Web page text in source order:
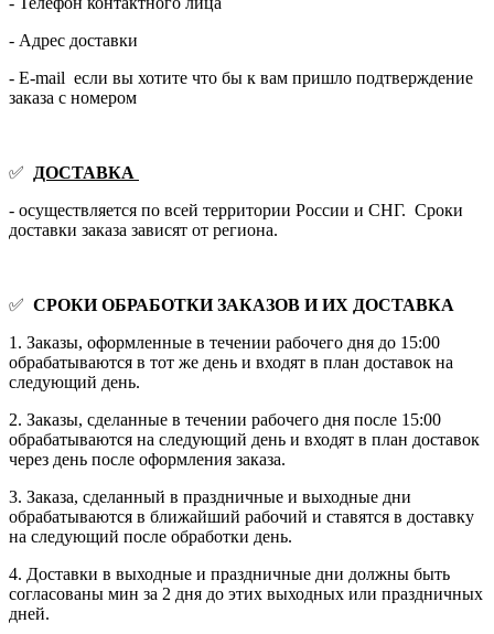
- Адрес доставки
- E-mail если вы хотите что бы к вам пришло подтверждение
заказа с номером
✅
ДОСТАВКА
- осуществляется по всей территории России и СНГ. Сроки
доставки заказа зависят от региона.
✅ СРОКИ ОБРАБОТКИ ЗАКАЗОВ И ИХ ДОСТАВКА
1. Заказы, оформленные в течении рабочего дня до 15:00
обрабатываются в тот же день и входят в план доставок на
следующий день.
2. Заказы, сделанные в течении рабочего дня после 15:00
обрабатываются на следующий день и входят в план доставок
через день после оформления заказа.
3. Заказа, сделанный в праздничные и выходные дни
обрабатываются в ближайший рабочий и ставятся в доставку
на следующий после обработки день.
4. Доставки в выходные и праздничные дни должны быть
согласованы мин за 2 дня до этих выходных или праздничных
дней.